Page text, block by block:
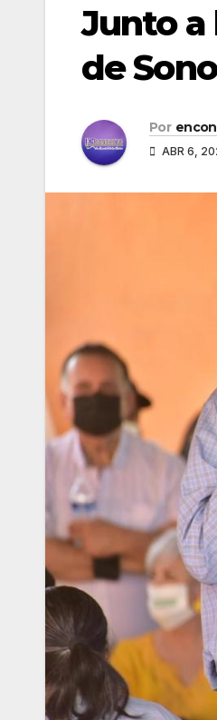
Junto a
de
Por
ABR 6,